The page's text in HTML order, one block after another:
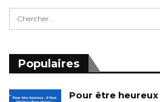
Populaires
Pour être